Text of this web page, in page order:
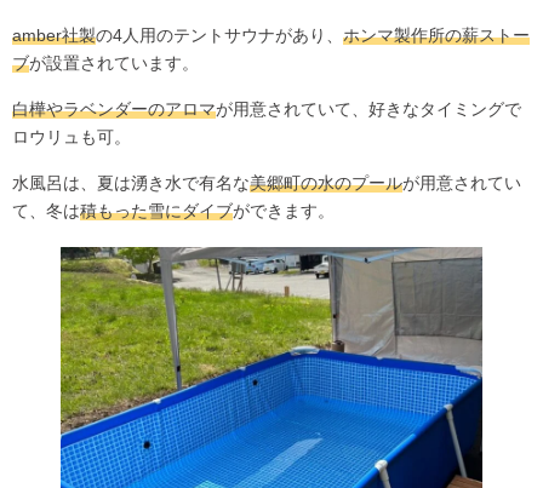
amber社製の4人用のテントサウナがあり、 ホンマ製作所の薪ストー
ブが設置されています。
白樺やラベンダーのアロマが用意されていて、好きなタイミングで
ロウリュも可。
水風呂は、夏は湧き水で有名な美郷町の水のプールが用意されてい
て、冬は積もった雪にダイブができます。